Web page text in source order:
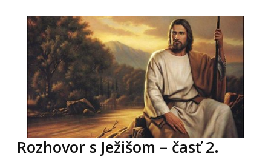
Rozhovor s Ježišom – časť 2.